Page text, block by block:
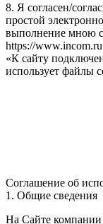
8. Я согласен/
простой
выполнение мною
https://
«К сайту
использует файлы
Соглашение об
1. Общие сведения
На Сайте